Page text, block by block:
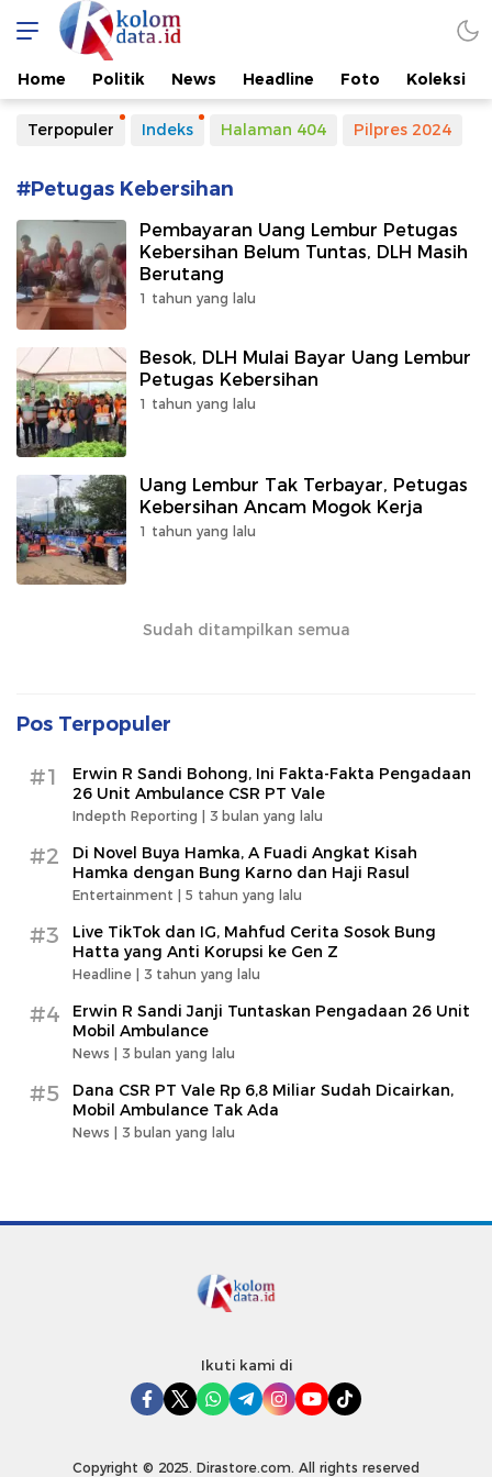
Kolomdata.id
Home Politik News Headline Foto Koleksi
Terpopuler Indeks Halaman 404 Pilpres 2024
#Petugas Kebersihan
Pembayaran Uang Lembur Petugas
Kebersihan Belum Tuntas, DLH Masih
Berutang
1 tahun yang lalu
Besok, DLH Mulai Bayar Uang Lembur
Petugas Kebersihan
1 tahun yang lalu
Uang Lembur Tak Terbayar, Petugas
Kebersihan Ancam Mogok Kerja
1 tahun yang lalu
Sudah ditampilkan semua
Pos Terpopuler
#1
Erwin R Sandi Bohong, Ini Fakta-Fakta Pengadaan
26 Unit Ambulance CSR PT Vale
Indepth Reporting | 3 bulan yang lalu
#2
Di Novel Buya Hamka, A Fuadi Angkat Kisah
Hamka dengan Bung Karno dan Haji Rasul
Entertainment | 5 tahun yang lalu
#3
Live TikTok dan IG, Mahfud Cerita Sosok Bung
Hatta yang Anti Korupsi ke Gen Z
Headline | 3 tahun yang lalu
#4
Erwin R Sandi Janji Tuntaskan Pengadaan 26 Unit
Mobil Ambulance
News | 3 bulan yang lalu
#5
Dana CSR PT Vale Rp 6,8 Miliar Sudah Dicairkan,
Mobil Ambulance Tak Ada
News | 3 bulan yang lalu
Ikuti kami di
Copyright © 2025. Dirastore.com. All rights reserved